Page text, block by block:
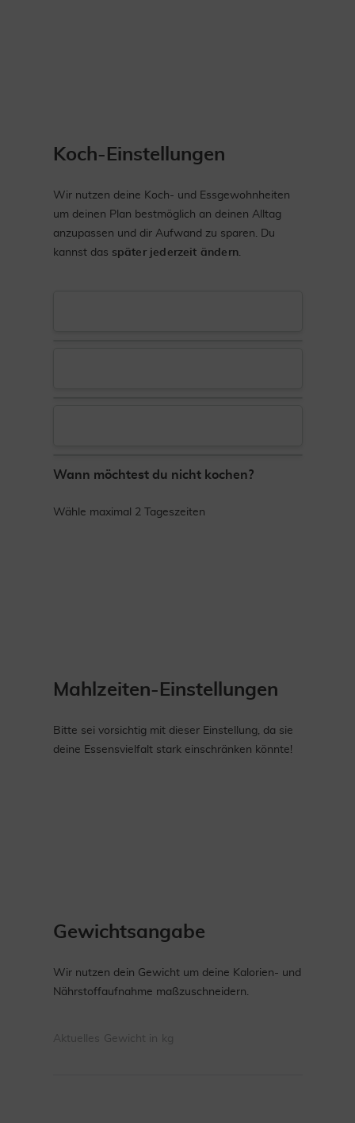
Koch-Einstellungen
Wir nutzen deine Koch- und Essgewohnheiten
um deinen Plan bestmöglich an deinen Alltag
anzupassen und dir Aufwand zu sparen. Du
kannst das später jederzeit ändern.
Wann möchtest du nicht kochen?
Wähle maximal 2 Tageszeiten
Mahlzeiten-Einstellungen
Bitte sei vorsichtig mit dieser Einstellung, da sie
deine Essensvielfalt stark einschränken könnte!
Gewichtsangabe
Wir nutzen dein Gewicht um deine Kalorien- und
Nährstoffaufnahme maßzuschneidern.
Aktuelles Gewicht in kg